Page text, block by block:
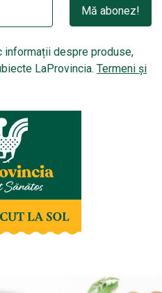
Mă abonez!
informații despre produse,
LaProvincia. Termeni și